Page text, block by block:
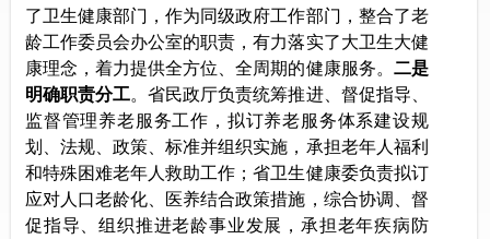
了卫生健康部门，作为同级政府工作部门，整合了老
龄工作委员会办公室的职责，有力落实了大卫生大健
康理念，着力提供全方位、全周期的健康服务。 二是
明确职责分工。省民政厅负责统筹推进、督促指导、
监督管理养老服务工作，拟订养老服务体系建设规
划、法规、政策、标准并组织实施，承担老年人福利
和特殊困难老年人救助工作；省卫生健康委负责拟订
应对人口老龄化、医养结合政策措施，综合协调、督
促指导、组织推进老龄事业发展，承担老年疾病防